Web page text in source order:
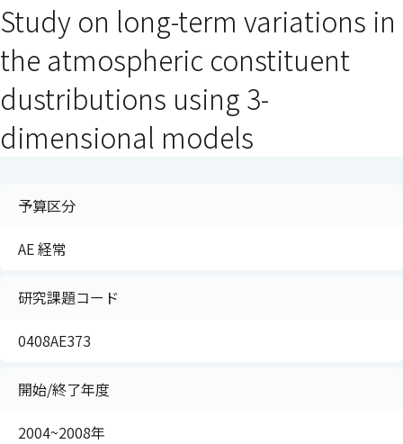
ウで開きます）
ンドウで開きます）
ウインドウで開きます）
Study on long-term variations in
the atmospheric constituent
dustributions using 3-
dimensional models
予算区分
AE 経常
研究課題コード
0408AE373
開始/終了年度
2004~2008年